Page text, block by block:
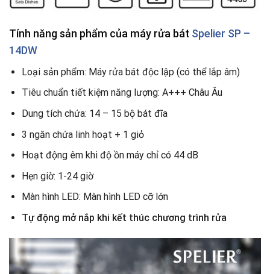
Tính năng sản phẩm của máy rửa bát Spelier SP –
14DW
Loại sản phẩm: Máy rửa bát độc lập (có thể lắp âm)
Tiêu chuẩn tiết kiệm năng lượng: A+++ Châu Âu
Dung tích chứa: 14 – 15 bộ bát đĩa
3 ngăn chứa linh hoạt + 1 giỏ
Hoạt động êm khi độ ồn máy chỉ có 44 dB
Hẹn giờ: 1-24 giờ
Màn hình LED: Màn hình LED cỡ lớn
Tự động mở nắp khi kết thúc chương trình rửa